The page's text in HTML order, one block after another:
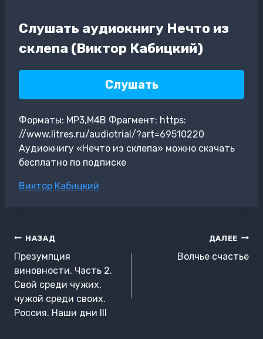
Слушать аудиокнигу Нечто из
склепа (Виктор Кабицкий)
Слушать
Форматы: MP3,M4B Фрагмент: https:
//www.litres.ru/audiotrial/?art=69510220
Аудиокнигу «Нечто из склепа» можно скачать
бесплатно по подписке
Метки
Виктор Кабицкий
Навигация
по
записям
НАЗАД
Презумпция
виновности. Часть 2.
Свой среди чужих,
чужой среди своих.
Россия. Наши дни III
ДАЛЕЕ
Волчье счастье